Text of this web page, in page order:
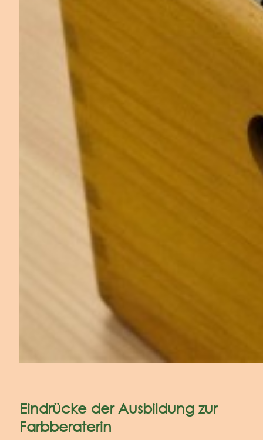
Eindrücke der Ausbildung zur
Farbberaterin